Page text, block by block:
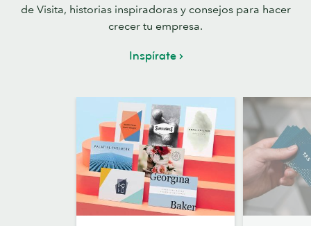
de Visita, historias inspiradoras y consejos para hacer
crecer tu empresa.
Inspírate